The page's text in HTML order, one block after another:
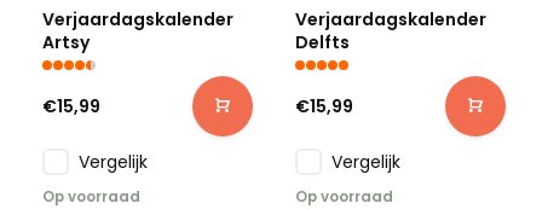
Verjaardagskalender
Artsy
€15,99
Vergelijk
Op voorraad
Verjaardagskalender
Delfts
€15,99
Vergelijk
Op voorraad